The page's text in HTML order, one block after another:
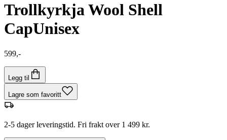
Trollkyrkja Wool Shell
CapUnisex
599,-
Legg til
Lagre som favoritt
2-5 dager leveringstid. Fri frakt over 1 499 kr.